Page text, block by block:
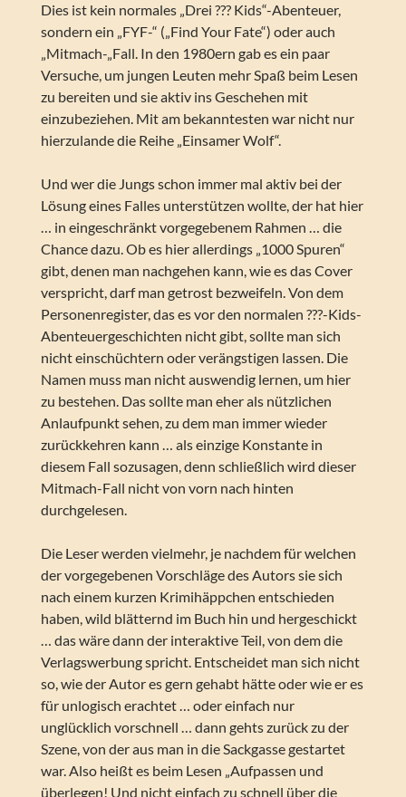
Dies ist kein normales „Drei ??? Kids“-Abenteuer,
sondern ein „FYF-“ („Find Your Fate“) oder auch
„Mitmach-„Fall. In den 1980ern gab es ein paar
Versuche, um jungen Leuten mehr Spaß beim Lesen
zu bereiten und sie aktiv ins Geschehen mit
einzubeziehen. Mit am bekanntesten war nicht nur
hierzulande die Reihe „Einsamer Wolf“.
Und wer die Jungs schon immer mal aktiv bei der
Lösung eines Falles unterstützen wollte, der hat hier
… in eingeschränkt vorgegebenem Rahmen … die
Chance dazu. Ob es hier allerdings „1000 Spuren“
gibt, denen man nachgehen kann, wie es das Cover
verspricht, darf man getrost bezweifeln. Von dem
Personenregister, das es vor den normalen ???-Kids-
Abenteuergeschichten nicht gibt, sollte man sich
nicht einschüchtern oder verängstigen lassen. Die
Namen muss man nicht auswendig lernen, um hier
zu bestehen. Das sollte man eher als nützlichen
Anlaufpunkt sehen, zu dem man immer wieder
zurückkehren kann … als einzige Konstante in
diesem Fall sozusagen, denn schließlich wird dieser
Mitmach-Fall nicht von vorn nach hinten
durchgelesen.
Die Leser werden vielmehr, je nachdem für welchen
der vorgegebenen Vorschläge des Autors sie sich
nach einem kurzen Krimihäppchen entschieden
haben, wild blätternd im Buch hin und hergeschickt
… das wäre dann der interaktive Teil, von dem die
Verlagswerbung spricht. Entscheidet man sich nicht
so, wie der Autor es gern gehabt hätte oder wie er es
für unlogisch erachtet … oder einfach nur
unglücklich vorschnell … dann gehts zurück zu der
Szene, von der aus man in die Sackgasse gestartet
war. Also heißt es beim Lesen „Aufpassen und
überlegen! Und nicht einfach zu schnell über die